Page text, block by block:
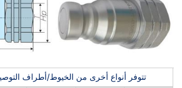
تتوفر أنواع أخرى من الخيوط/أطراف